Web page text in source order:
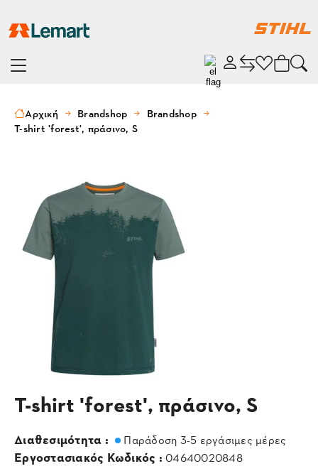
Αρχική Brandshop
Brandshop
T-shirt 'forest', πράσινο, S
T-shirt 'forest', πράσινο, S
Διαθεσιμότητα : Παράδοση 3-5 εργάσιμες μέρες
Εργοστασιακός Κωδικός : 04640020848